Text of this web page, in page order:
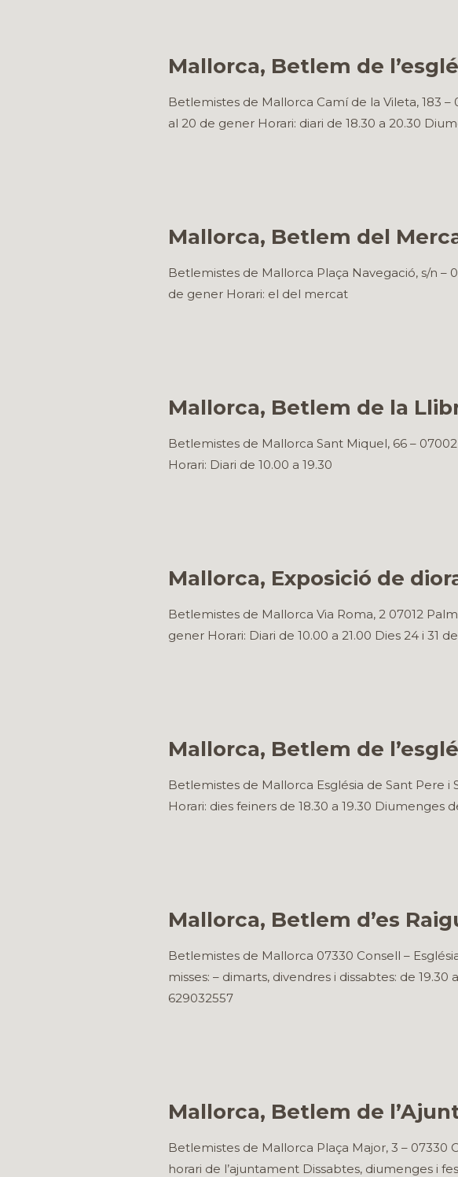
Mallorca, Betlem de
Betlemistes de Mallorca Camí de la Vileta, 183
al 20 de gener Horari: diari de 18.30 a 20.30
Mallorca, Betlem del
Betlemistes de Mallorca Plaça Navegació, s/n –
de gener Horari: el del mercat
Mallorca, Betlem de la
Betlemistes de Mallorca Sant Miquel, 66 –
Horari: Diari de 10.00 a 19.30
Mallorca, Exposició de
Betlemistes de Mallorca Via Roma, 2 07012
gener Horari: Diari de 10.00 a 21.00 Dies 24 i 31
Mallorca, Betlem de
Betlemistes de Mallorca Església de Sant Pere i
Horari: dies feiners de 18.30 a 19.30 Diumenges
Mallorca, Betlem d’es
Betlemistes de Mallorca 07330 Consell –
misses: – dimarts, divendres i dissabtes: de 19.30
629032557
Mallorca, Betlem de
Betlemistes de Mallorca Plaça Major, 3 –
horari de l’ajuntament Dissabtes, diumenges i